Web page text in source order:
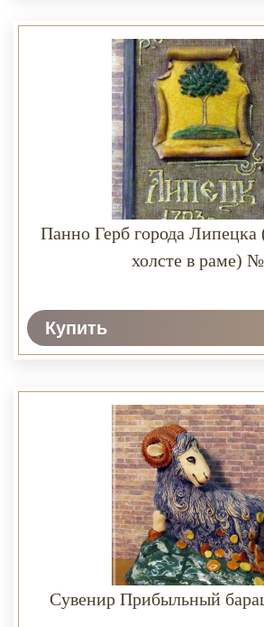
Панно Герб города Липецка
холсте в раме)
Купить
Сувенир Прибыльный